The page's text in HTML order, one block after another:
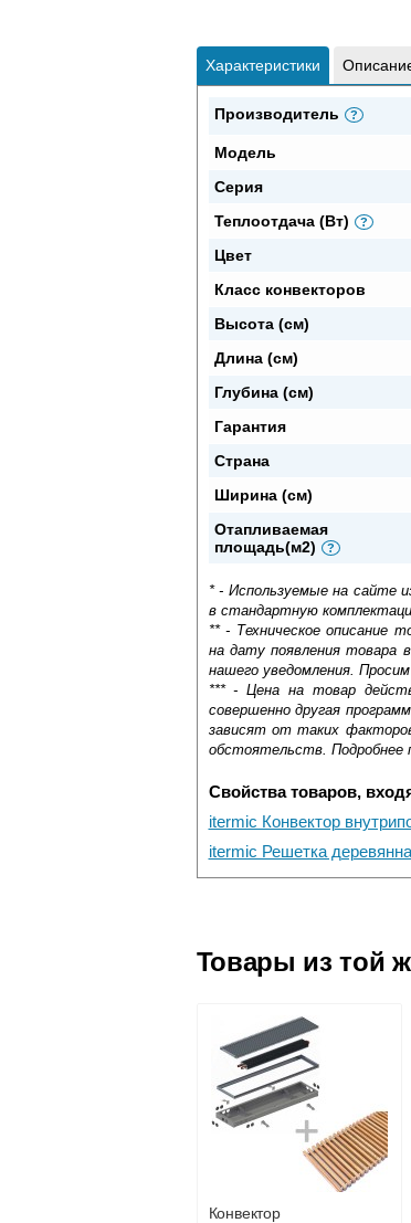
Характеристики
Производитель ?
Модель
Серия
Теплоотдача (Вт)
?
Цвет
Класс конвекторов
Высота (см)
Длина (см)
Глубина (см)
Гарантия
Страна
Ширина (см)
Отапливаемая
площадь(м2)
?
* - Используемые на сайте
в стандартную
** - Техническое описание
на дату появления товара
нашего уведомления.
*** - Цена на товар
совершенно другая
зависят от таких
обстоятельств.
Свойства товаров,
itermic Конвектор
itermic Решетка
Доставка сантехники по
Подъем на этаж.
Возможные способы
Банковской картой
Интернет-деньгами
Безналичный расчёт
Товары из той
Конвектор